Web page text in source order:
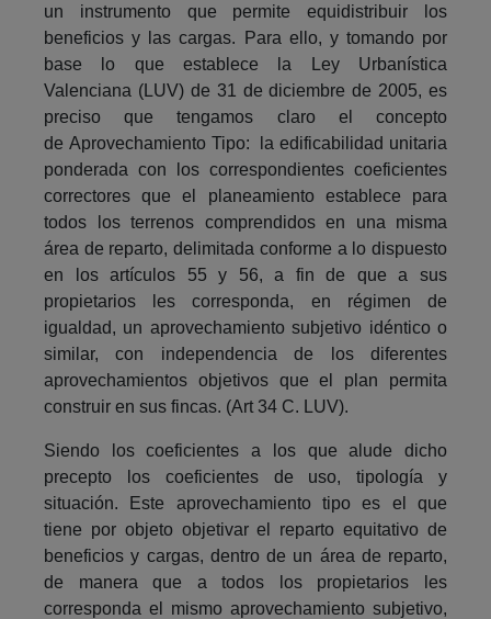
un instrumento que permite equidistribuir los
beneficios y las cargas. Para ello, y tomando por
base lo que establece la Ley Urbanística
Valenciana (LUV) de 31 de diciembre de 2005, es
preciso que tengamos claro el concepto
de Aprovechamiento Tipo: la edificabilidad unitaria
ponderada con los correspondientes coeficientes
correctores que el planeamiento establece para
todos los terrenos comprendidos en una misma
área de reparto, delimitada conforme a lo dispuesto
en los artículos 55 y 56, a fin de que a sus
propietarios les corresponda, en régimen de
igualdad, un aprovechamiento subjetivo idéntico o
similar, con independencia de los diferentes
aprovechamientos objetivos que el plan permita
construir en sus fincas. (Art 34 C. LUV).
Siendo los coeficientes a los que alude dicho
precepto los coeficientes de uso, tipología y
situación. Este aprovechamiento tipo es el que
tiene por objeto objetivar el reparto equitativo de
beneficios y cargas, dentro de un área de reparto,
de manera que a todos los propietarios les
corresponda el mismo aprovechamiento subjetivo,